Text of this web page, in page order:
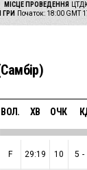
МІСЦЕ ПРОВЕДЕННЯ
ГРИ
Початок: 18:00 GMT
ВОЛ. ХВ ОЧК
F 29:19 10 5 -